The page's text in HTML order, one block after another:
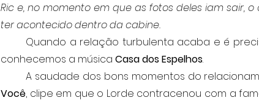
Ric e, no momento em que as fotos deles iam sair,
ter acontecido dentro da cabine.
conhecemos a música Casa dos Espelhos.
A saudade dos bons momentos do
Você, clipe em que o Lorde contracenou com a